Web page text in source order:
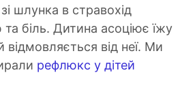
шлунка в стравохід
та біль. Дитина асоціює їжу
від неї. Ми
рефлюкс у дітей